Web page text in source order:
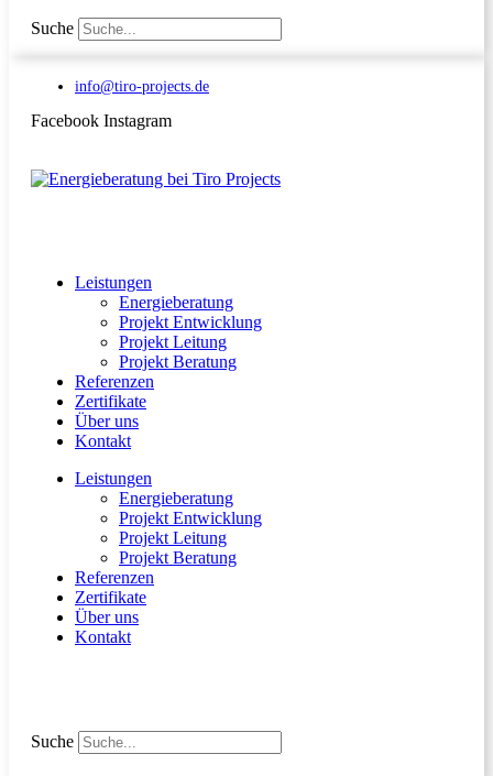
Suche
info@tiro-projects.de
Facebook Instagram
Leistungen
Energieberatung
Projekt Entwicklung
Projekt Leitung
Projekt Beratung
Referenzen
Zertifikate
Über uns
Kontakt
Leistungen
Energieberatung
Projekt Entwicklung
Projekt Leitung
Projekt Beratung
Referenzen
Zertifikate
Über uns
Kontakt
Suche